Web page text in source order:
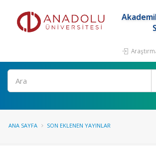
Ara
ANA SAYFA SON EKLENEN YAYINLAR